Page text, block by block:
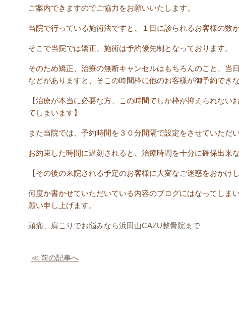
ご案内できますのでご協力をお願いいたします。
当院で行っている施術法ですと、１日に診られるお客様の数
そこで当院では矯正、施術は予約優先制となっております。
そのため矯正、治療の無断キャンセルはもちろんのこと、当
などがありますと、そこの時間枠に他のお客様が御予約できな
【治療が本当に必要な方、この時間でしか枠が抑えられない
てしまいます】
また当院では、予約時間を３０分間隔で設定をさせていただ
お約束した時間に遅刻されると、治療時間を十分に確保出来
【その後の来院される予定のお客様に大変なご迷惑をおかけ
何度か書かせていただいている内容のブログにはなってしま
願い申し上げます。
頭痛、肩こりでお悩みなら浜田山CAZU整骨院まで
≪ 前の記事へ